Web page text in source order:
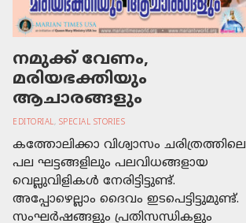
നമുക്ക് വേണം,
മരിയഭക്തിയും
ആചാരങ്ങളും
EDITORIAL, SPECIAL STORIES
കത്തോലിക്കാ വിശ്വാസം ചരിത്രത്തിലെ
പല ഘട്ടങ്ങളിലും പലവിധങ്ങളായ
വെല്ലുവിളികള്‍ നേരിട്ടിട്ടുണ്ട്.
അപ്പോഴെല്ലാം ദൈവം ഇടപെട്ടിട്ടുമുണ്ട്.
സംഘര്‍ഷങ്ങളും പ്രതിസന്ധികളും